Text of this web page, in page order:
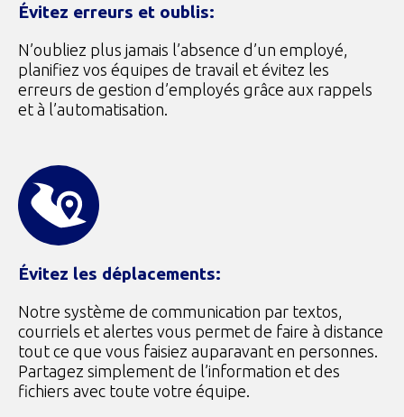
Évitez erreurs et oublis:
N’oubliez plus jamais l’absence d’un employé,
planifiez vos équipes de travail et évitez les
erreurs de gestion d’employés grâce aux rappels
et à l’automatisation.
Évitez les déplacements:
Notre système de communication par textos,
courriels et alertes vous permet de faire à distance
tout ce que vous faisiez auparavant en personnes.
Partagez simplement de l’information et des
fichiers avec toute votre équipe.